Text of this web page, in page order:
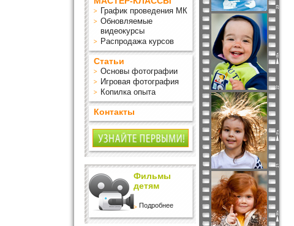
График проведения МК
Обновляемые
видеокурсы
Распродажа курсов
Статьи
Основы фотографии
Игровая фотография
Копилка опыта
Контакты
Фильмы
детям
Подробнее